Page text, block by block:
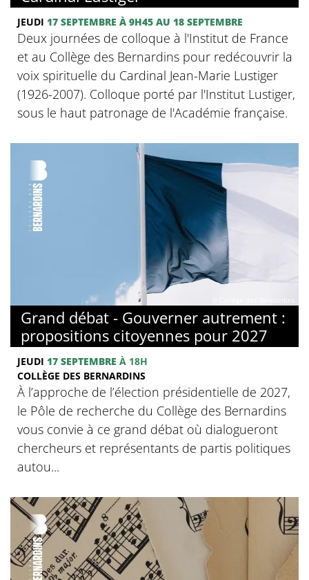
JEUDI 17 SEPTEMBRE À 9H45 AU 18 SEPTEMBRE
Deux journées de colloque à l'Institut de France
et au Collège des Bernardins pour redécouvrir la
voix spirituelle du Cardinal Jean-Marie Lustiger
(1926-2007). Colloque porté par l'Institut Lustiger,
sous le haut patronage de l'Académie française.
Grand débat - Gouverner autrement :
propositions citoyennes pour 2027
JEUDI 17 SEPTEMBRE À 18H
COLLÈGE DES BERNARDINS
À l’approche de l’élection présidentielle de 2027,
le Pôle de recherche du Collège des Bernardins
vous convie à ce grand débat où dialogueront
chercheurs et représentants de partis politiques
autou...